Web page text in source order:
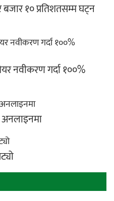
बजार १० प्रतिशतसम्म घट्न
नवीकरण गर्दा १००%
अनलाइनमा